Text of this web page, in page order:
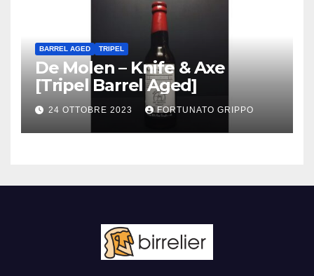
BARREL AGED TRIPEL
De Molen – Knife & Axe
[Tripel Barrel Aged]
24 OTTOBRE 2023 FORTUNATO GRIPPO